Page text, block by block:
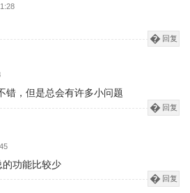
回复
错，但是总会有许多小问题
回复
功能比较少
回复